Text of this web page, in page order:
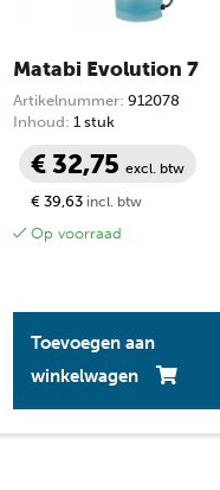
Matabi Evolution 7
Artikelnummer: 912078
Inhoud: 1 stuk
€ 32,75 excl. btw
€ 39,63 incl. btw
Op voorraad
Toevoegen aan
winkelwagen